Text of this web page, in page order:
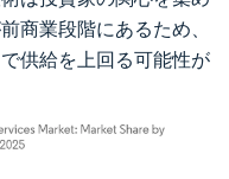
商業段階にあるため、
供給を上回る可能性が